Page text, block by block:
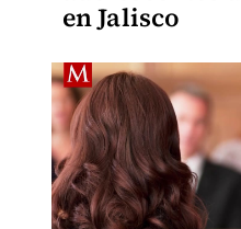
en Jalisco